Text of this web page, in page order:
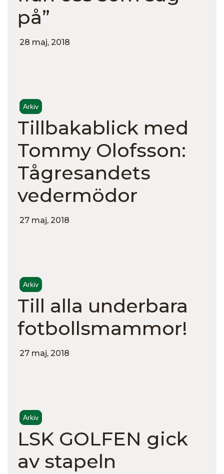
på”
28 maj, 2018
Arkiv
Tillbakablick med
Tommy Olofsson:
Tågresandets
vedermödor
27 maj, 2018
Arkiv
Till alla underbara
fotbollsmammor!
27 maj, 2018
Arkiv
LSK GOLFEN gick
av stapeln